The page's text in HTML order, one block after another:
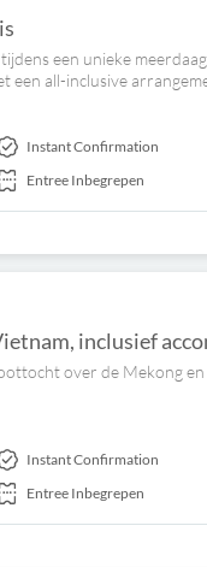
een unieke
een all-inclusive
Instant Confirmation
Entree Inbegrepen
inclusief
over de Mekong en
Instant Confirmation
Entree Inbegrepen